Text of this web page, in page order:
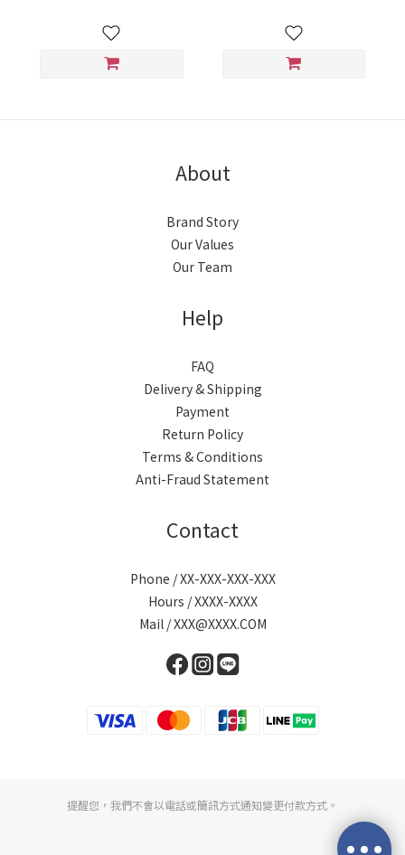
About
Brand Story
Our Values
Our Team
Help
FAQ
Delivery & Shipping
Payment
Return Policy
Terms & Conditions
Anti-Fraud Statement
Contact
Phone / XX-XXX-XXX-XXX
Hours / XXXX-XXXX
Mail / XXX@XXXX.COM
提醒您，我們不會以電話或簡訊方式通知變更付款方式。